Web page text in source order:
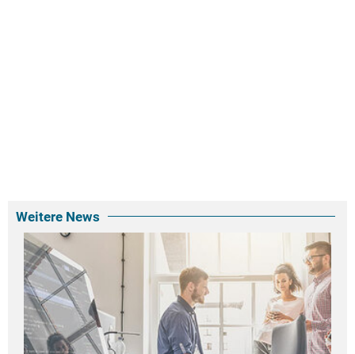
Weitere News